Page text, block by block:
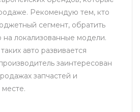
Рекомендую тем, кто
сегмент, обратить
локализованные модели.
авто развивается
заинтересован
запчастей и